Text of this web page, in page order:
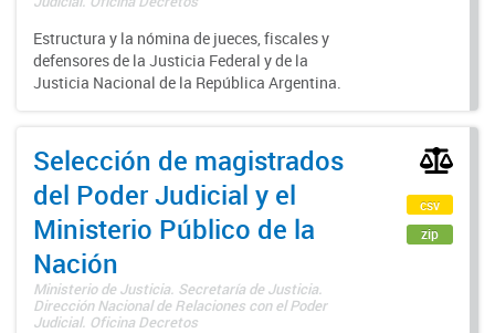
Estructura y la nómina de jueces, fiscales y
defensores de la Justicia Federal y de la
Justicia Nacional de la República Argentina.
Selección de magistrados
del Poder Judicial y el
Ministerio Público de la
Nación
Ministerio de Justicia. Secretaría de Justicia.
Dirección Nacional de Relaciones con el Poder
Judicial. Oficina Decretos
csv
zip